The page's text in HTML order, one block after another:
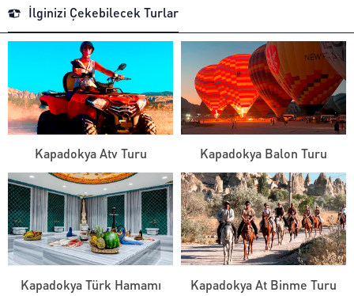
İlginizi Çekebilecek Turlar
Kapadokya Atv Turu Kapadokya Balon Turu
Kapadokya Türk Hamamı Kapadokya At Binme Turu